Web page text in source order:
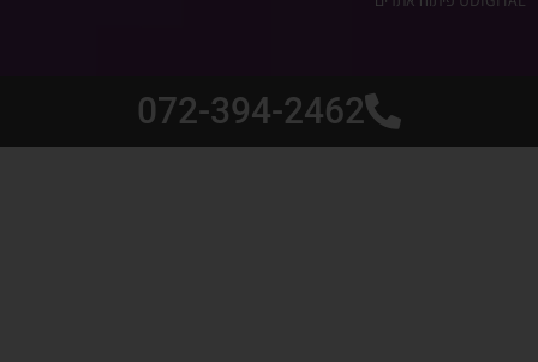
072-394-2462